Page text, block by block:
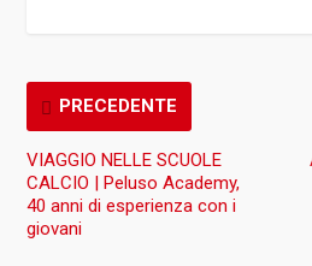
PRECEDENTE
VIAGGIO NELLE SCUOLE
CALCIO | Peluso Academy,
40 anni di esperienza con i
giovani